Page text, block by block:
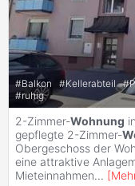
#Balkon #Kellerabteil #
#ruhig
2-Zimmer-Wohnung
gepflegte 2-Zimmer-
Obergeschoss der
eine attraktive
Mieteinnahmen... [